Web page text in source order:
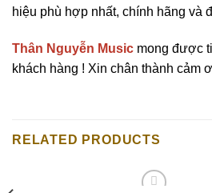
hiệu phù hợp nhất, chính hãng và
Thân Nguyễn Music mong được
khách hàng ! Xin chân thành cảm
RELATED PRODUCTS